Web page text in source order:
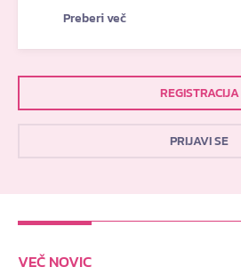
Preberi več
REGISTRACIJA
PRIJAVI SE
VEČ NOVIC